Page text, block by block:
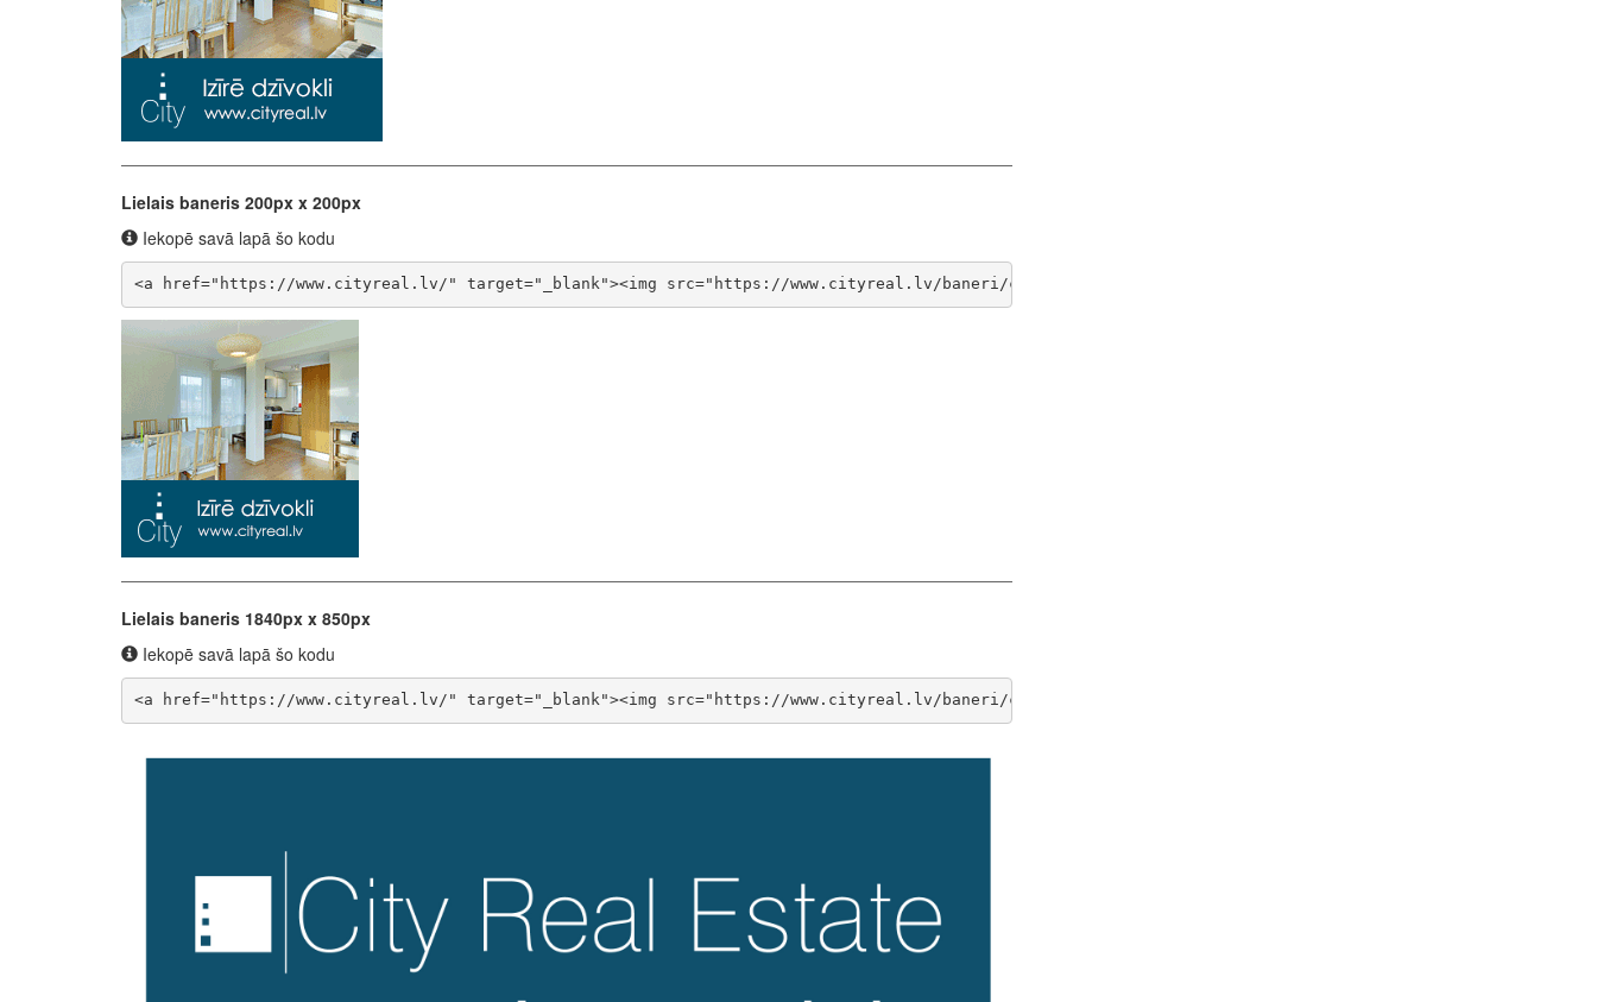
Lielais baneris 200px x 200px
Iekopē savā lapā šo kodu
<a href="https://www.cityreal.lv/" target="_blank"><img src="https://www.cityreal.lv/baneri/cityreal_200_200_lv.gif" width="200" height="200"
Lielais baneris 1840px x 850px
Iekopē savā lapā šo kodu
<a href="https://www.cityreal.lv/" target="_blank"><img src="https://www.cityreal.lv/baneri/cityreal_1840_850_lv.jpg" width="1840" height="850"